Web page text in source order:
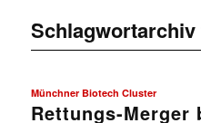
Schlagwortarchiv
Münchner Biotech Cluster
Rettungs-Merger